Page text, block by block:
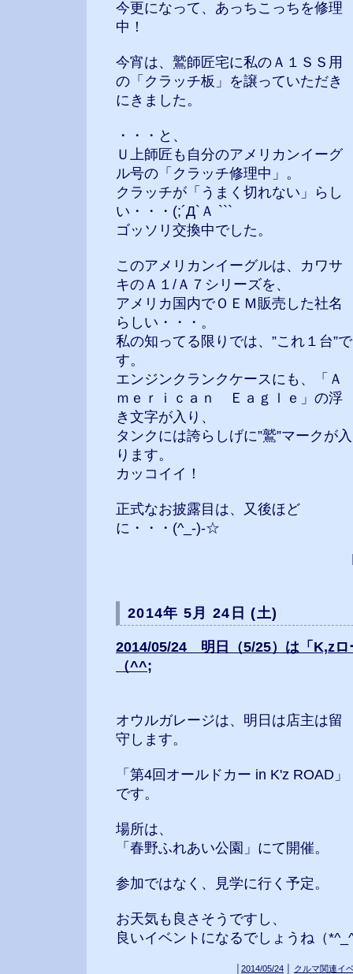
今更になって、あっちこっちを修理
中！
今宵は、鷲師匠宅に私のＡ１ＳＳ用
の「クラッチ板」を譲っていただき
にきました。
・・・と、
Ｕ上師匠も自分のアメリカンイーグ
ル号の「クラッチ修理中」。
クラッチが「うまく切れない」らし
い・・・(;´Д`Ａ ```
ゴッソリ交換中でした。
このアメリカンイーグルは、カワサ
キのＡ１/Ａ７シリーズを、
アメリカ国内でＯＥＭ販売した社名
らしい・・・。
私の知ってる限りでは、”これ１台”で
す。
エンジンクランクケースにも、「Ａ
ｍｅｒｉｃａｎ Ｅａｇｌｅ」の浮
き文字が入り、
タンクには誇らしげに”鷲”マークが入
ります。
カッコイイ！
正式なお披露目は、又後ほど
に・・・(^_-)-☆
2014年 5月 24日 (土)
2014/05/24 明日（5/25）は「K,zロ
（^^;
オウルガレージは、明日は店主は留
守します。
「第4回オールドカー in K'z ROAD」
です。
場所は、
「春野ふれあい公園」にて開催。
参加ではなく、見学に行く予定。
お天気も良さそうですし、
良いイベントになるでしょうね（
2014/05/24 クルマ関連イ